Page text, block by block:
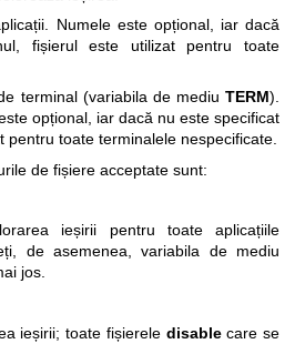
Numele este opțional, iar dacă
fișierul este utilizat pentru toate
terminal (variabila de mediu TERM).
opțional, iar dacă nu este specificat
pentru toate terminalele nespecificate.
de fișiere acceptate sunt:
ieșirii pentru toate aplicațiile
de asemenea, variabila de mediu
jos.
ieșirii; toate fișierele disablecare se